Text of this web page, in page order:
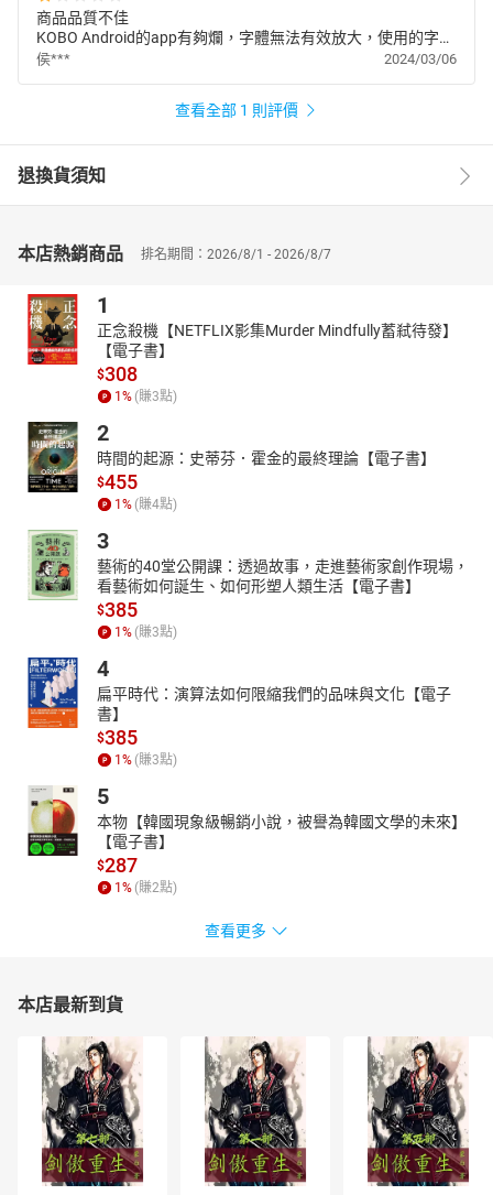
商品品質不佳
KOBO Android的app有夠爛，字體無法有效放大，使用的字型
很細，根本無難以閱讀完全殘害使用者眼睛!一樣android
侯*** 2024/03/06
查看全部 1 則評價
退換貨須知
本店熱銷商品 排名期間：2026/8/1 - 2026/8/7
1
正念殺機【NETFLIX影集Murder Mindfully蓄弒待發】
【電子書】
$308
1 % (賺3點)
2
時間的起源：史蒂芬．霍金的最終理論【電子書】
$455
1 % (賺4點)
3
藝術的40堂公開課：透過故事，走進藝術家創作現場，
看藝術如何誕生、如何形塑人類生活【電子書】
$385
1 % (賺3點)
4
扁平時代：演算法如何限縮我們的品味與文化【電子
書】
$385
1 % (賺3點)
5
本物【韓國現象級暢銷小說，被譽為韓國文學的未來】
【電子書】
$287
1 % (賺2點)
查看更多
本店最新到貨